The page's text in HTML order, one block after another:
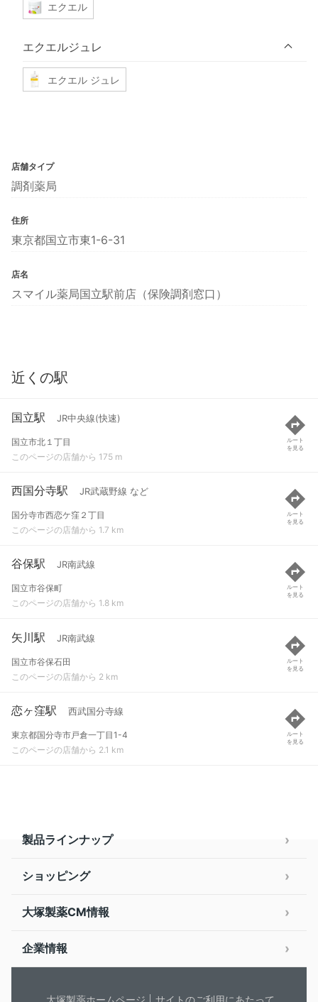
エクエル
エクエルジュレ
エクエル ジュレ
店舗タイプ
調剤薬局
住所
東京都国立市東1-6-31
店名
スマイル薬局国立駅前店（保険調剤窓口）
近くの駅
国立駅 JR中央線(快速)
国立市北１丁目
このページの店舗から 175 m
ルート
を見る
西国分寺駅 JR武蔵野線 など
国分寺市西恋ケ窪２丁目
このページの店舗から 1.7 km
ルート
を見る
谷保駅 JR南武線
国立市谷保町
このページの店舗から 1.8 km
ルート
を見る
矢川駅 JR南武線
国立市谷保石田
このページの店舗から 2 km
ルート
を見る
恋ヶ窪駅 西武国分寺線
東京都国分寺市戸倉一丁目1-4
このページの店舗から 2.1 km
ルート
を見る
製品ラインナップ
ショッピング
大塚製薬CM情報
企業情報